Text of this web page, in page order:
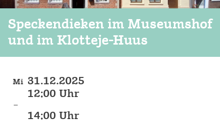
Speckendieken im Museumshof
und im Klotteje-Huus
Mi 31.12.2025
12:00 Uhr
–
14:00 Uhr